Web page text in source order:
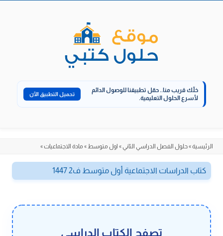
خلّك قريب منا.. حمّل تطبيقنا للوصول الدائم
لأسرع الحلول التعليمية.
تحميل التطبيق الآن
الرئيسية»حلول الفصل الدراسي الثاني» اول متوسط» مادة الاجتماعيات»
كتاب الدراسات الاجتماعية أول متوسط ف2 1447
تصفح الكتاب الدراسي